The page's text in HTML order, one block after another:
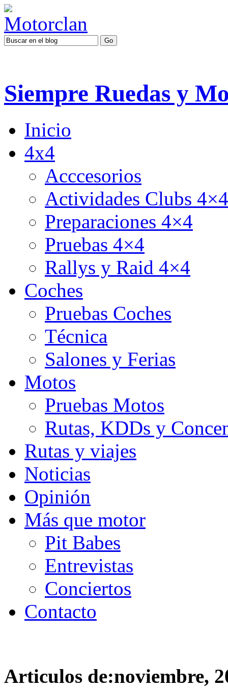
Siempre Ruedas y
Inicio
4x4
Acccesorios
Actividades Clubs 4×4
Preparaciones 4×4
Pruebas 4×4
Rallys y Raid 4×4
Coches
Pruebas Coches
Técnica
Salones y Ferias
Motos
Pruebas Motos
Rutas, KDDs y
Rutas y viajes
Noticias
Opinión
Más que motor
Pit Babes
Entrevistas
Conciertos
Contacto
Articulos de:noviembre,